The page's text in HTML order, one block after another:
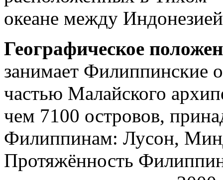
океане между
Географическое
занимает Филиппинские
частью Малайского
чем 7100 островов,
Филиппинам: Лусон,
Протяжённость